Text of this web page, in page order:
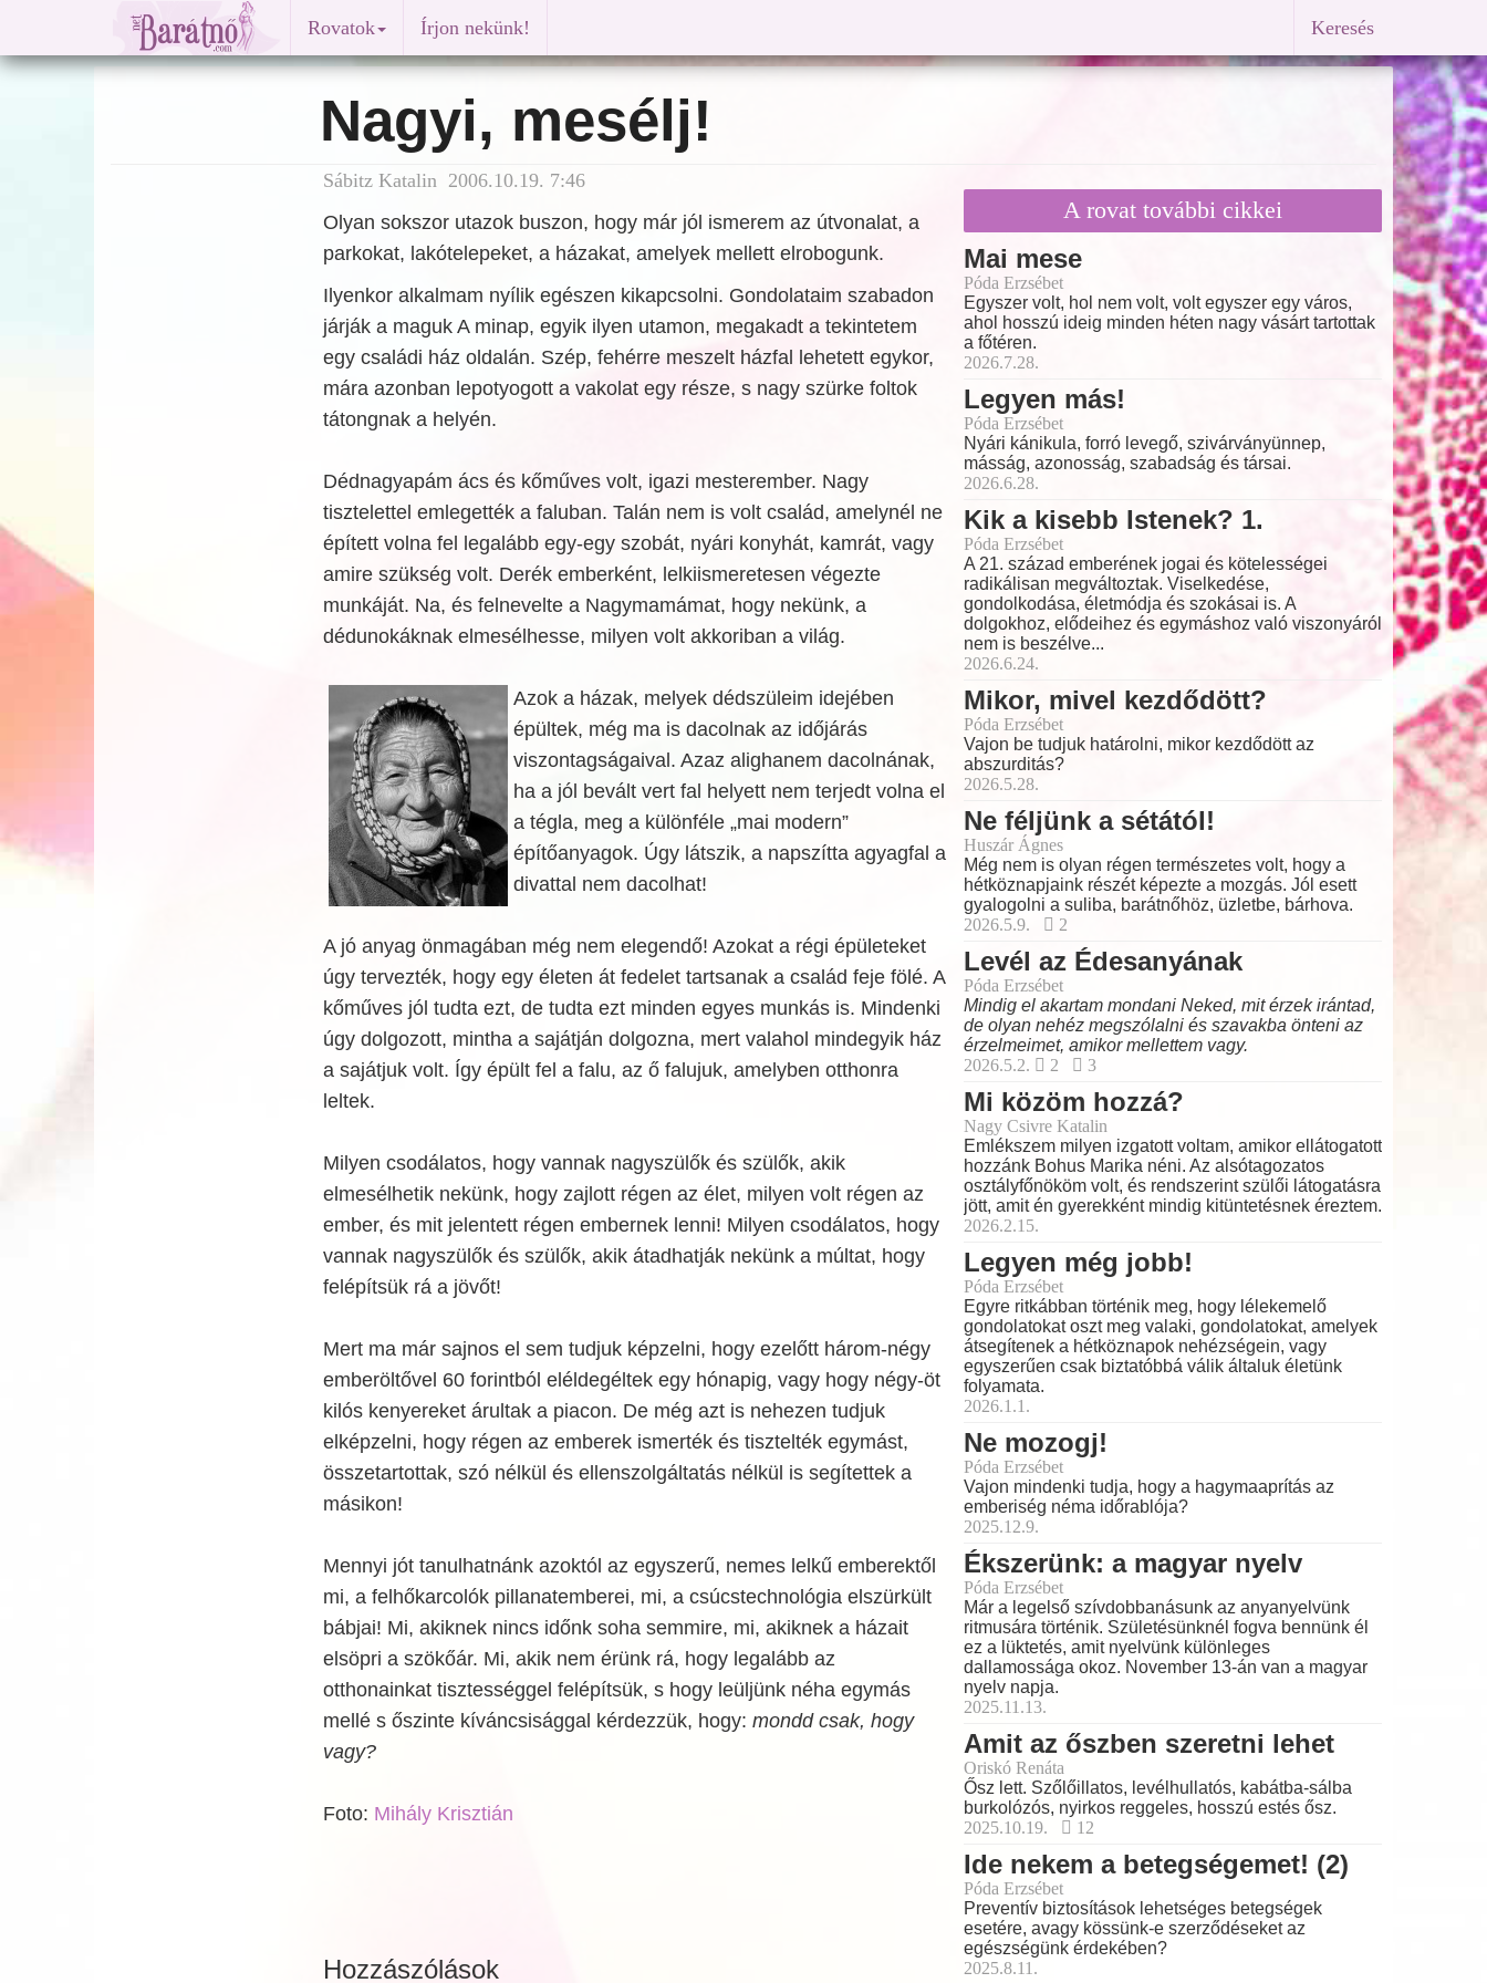
Rovatok Írjon nekünk! Keresés
Nagyi, mesélj!
Sábitz Katalin 2006.10.19. 7:46
Olyan sokszor utazok buszon, hogy már jól ismerem az útvonalat, a
parkokat, lakótelepeket, a házakat, amelyek mellett elrobogunk.
Ilyenkor alkalmam nyílik egészen kikapcsolni. Gondolataim szabadon
járják a maguk A minap, egyik ilyen utamon, megakadt a tekintetem
egy családi ház oldalán. Szép, fehérre meszelt házfal lehetett egykor,
mára azonban lepotyogott a vakolat egy része, s nagy szürke foltok
tátongnak a helyén.
Dédnagyapám ács és kőműves volt, igazi mesterember. Nagy
tisztelettel emlegették a faluban. Talán nem is volt család, amelynél ne
épített volna fel legalább egy-egy szobát, nyári konyhát, kamrát, vagy
amire szükség volt. Derék emberként, lelkiismeretesen végezte
munkáját. Na, és felnevelte a Nagymamámat, hogy nekünk, a
dédunokáknak elmesélhesse, milyen volt akkoriban a világ.
Azok a házak, melyek dédszüleim idejében
épültek, még ma is dacolnak az időjárás
viszontagságaival. Azaz alighanem dacolnának,
ha a jól bevált vert fal helyett nem terjedt volna el
a tégla, meg a különféle „mai modern”
építőanyagok. Úgy látszik, a napszítta agyagfal a
divattal nem dacolhat!
A jó anyag önmagában még nem elegendő! Azokat a régi épületeket
úgy tervezték, hogy egy életen át fedelet tartsanak a család feje fölé. A
kőműves jól tudta ezt, de tudta ezt minden egyes munkás is. Mindenki
úgy dolgozott, mintha a sajátján dolgozna, mert valahol mindegyik ház
a sajátjuk volt. Így épült fel a falu, az ő falujuk, amelyben otthonra
leltek.
Milyen csodálatos, hogy vannak nagyszülők és szülők, akik
elmesélhetik nekünk, hogy zajlott régen az élet, milyen volt régen az
ember, és mit jelentett régen embernek lenni! Milyen csodálatos, hogy
vannak nagyszülők és szülők, akik átadhatják nekünk a múltat, hogy
felépítsük rá a jövőt!
Mert ma már sajnos el sem tudjuk képzelni, hogy ezelőtt három-négy
emberöltővel 60 forintból eléldegéltek egy hónapig, vagy hogy négy-öt
kilós kenyereket árultak a piacon. De még azt is nehezen tudjuk
elképzelni, hogy régen az emberek ismerték és tisztelték egymást,
összetartottak, szó nélkül és ellenszolgáltatás nélkül is segítettek a
másikon!
Mennyi jót tanulhatnánk azoktól az egyszerű, nemes lelkű emberektől
mi, a felhőkarcolók pillanatemberei, mi, a csúcstechnológia elszürkült
bábjai! Mi, akiknek nincs időnk soha semmire, mi, akiknek a házait
elsöpri a szökőár. Mi, akik nem érünk rá, hogy legalább az
otthonainkat tisztességgel felépítsük, s hogy leüljünk néha egymás
mellé s őszinte kíváncsisággal kérdezzük, hogy: mondd csak, hogy
vagy?
Foto: Mihály Krisztián
Hozzászólások
A rovat további cikkei
Mai mese
Póda Erzsébet
Egyszer volt, hol nem volt, volt egyszer egy város,
ahol hosszú ideig minden héten nagy vásárt tartottak
a főtéren.
2026.7.28.
Legyen más!
Póda Erzsébet
Nyári kánikula, forró levegő, szivárványünnep,
másság, azonosság, szabadság és társai.
2026.6.28.
Kik a kisebb Istenek? 1.
Póda Erzsébet
A 21. század emberének jogai és kötelességei
radikálisan megváltoztak. Viselkedése,
gondolkodása, életmódja és szokásai is. A
dolgokhoz, elődeihez és egymáshoz való viszonyáról
nem is beszélve...
2026.6.24.
Mikor, mivel kezdődött?
Póda Erzsébet
Vajon be tudjuk határolni, mikor kezdődött az
abszurditás?
2026.5.28.
Ne féljünk a sétától!
Huszár Ágnes
Még nem is olyan régen természetes volt, hogy a
hétköznapjaink részét képezte a mozgás. Jól esett
gyalogolni a suliba, barátnőhöz, üzletbe, bárhova.
2026.5.9.
2
Levél az Édesanyának
Póda Erzsébet
Mindig el akartam mondani Neked, mit érzek irántad,
de olyan nehéz megszólalni és szavakba önteni az
érzelmeimet, amikor mellettem vagy.
2026.5.2.
2 3
Mi közöm hozzá?
Nagy Csivre Katalin
Emlékszem milyen izgatott voltam, amikor ellátogatott
hozzánk Bohus Marika néni. Az alsótagozatos
osztályfőnököm volt, és rendszerint szülői látogatásra
jött, amit én gyerekként mindig kitüntetésnek éreztem.
2026.2.15.
Legyen még jobb!
Póda Erzsébet
Egyre ritkábban történik meg, hogy lélekemelő
gondolatokat oszt meg valaki, gondolatokat, amelyek
átsegítenek a hétköznapok nehézségein, vagy
egyszerűen csak biztatóbbá válik általuk életünk
folyamata.
2026.1.1.
Ne mozogj!
Póda Erzsébet
Vajon mindenki tudja, hogy a hagymaaprítás az
emberiség néma időrablója?
2025.12.9.
Ékszerünk: a magyar nyelv
Póda Erzsébet
Már a legelső szívdobbanásunk az anyanyelvünk
ritmusára történik. Születésünknél fogva bennünk él
ez a lüktetés, amit nyelvünk különleges
dallamossága okoz. November 13-án van a magyar
nyelv napja.
2025.11.13.
Amit az őszben szeretni lehet
Oriskó Renáta
Ősz lett. Szőlőillatos, levélhullatós, kabátba-sálba
burkolózós, nyirkos reggeles, hosszú estés ősz.
2025.10.19.
12
Ide nekem a betegségemet! (2)
Póda Erzsébet
Preventív biztosítások lehetséges betegségek
esetére, avagy kössünk-e szerződéseket az
egészségünk érdekében?
2025.8.11.